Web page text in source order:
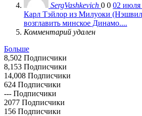
SergVashkevich 0 0 02 июля
Карл Тэйлор из Милуоки
возглавить минское Динамо....
Комментарий удален
Больше
8,502 Подписчики
8,153 Подписчики
14,008 Подписчики
624 Подписчики
--- Подписчики
2077 Подписчики
156 Подписчики